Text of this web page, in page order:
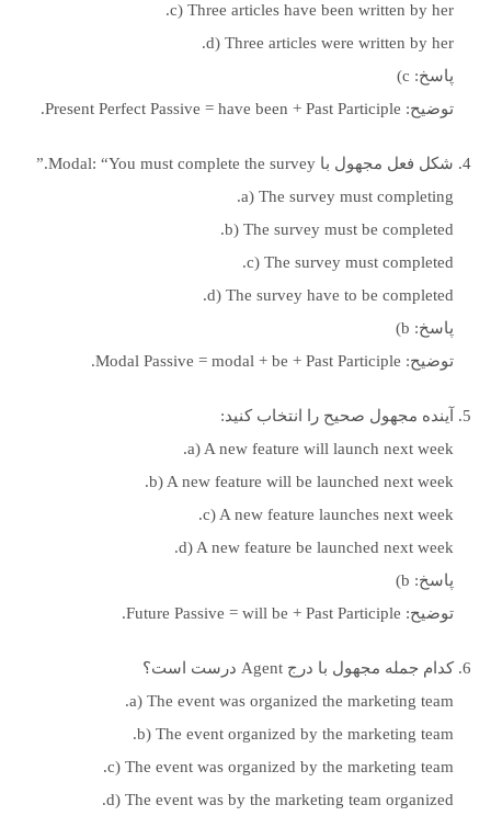
c) Three articles have been written by her.
d) Three articles were written by her.
پاسخ: c)
توضیح: Present Perfect Passive = have been + Past Participle.
شکل فعل مجهول با Modal: “You must complete the survey.”
a) The survey must completing.
b) The survey must be completed.
c) The survey must completed.
d) The survey have to be completed.
پاسخ: b)
توضیح: Modal Passive = modal + be + Past Participle.
آینده مجهول صحیح را انتخاب کنید:
a) A new feature will launch next week.
b) A new feature will be launched next week.
c) A new feature launches next week.
d) A new feature be launched next week.
پاسخ: b)
توضیح: Future Passive = will be + Past Participle.
کدام جمله مجهول با درج Agent درست است؟
a) The event was organized the marketing team.
b) The event organized by the marketing team.
c) The event was organized by the marketing team.
d) The event was by the marketing team organized.